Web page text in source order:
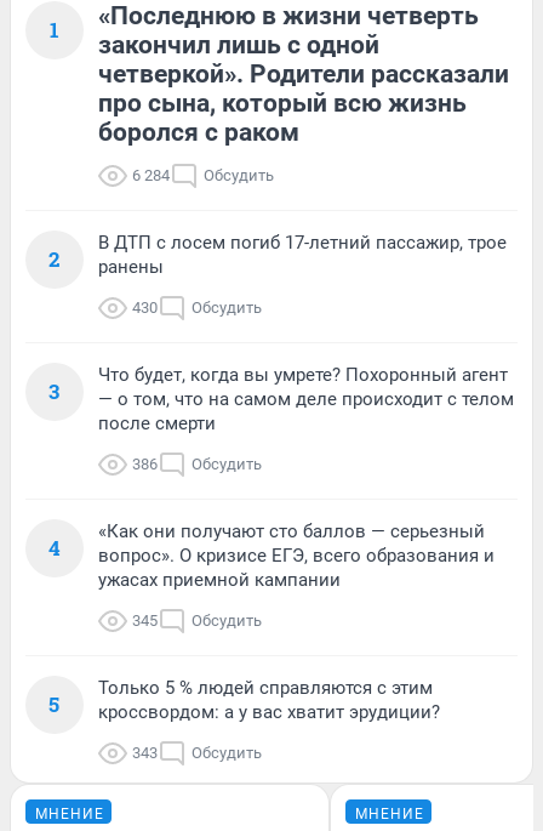
1
«Последнюю в жизни четверть
закончил лишь с одной
четверкой». Родители рассказали
про сына, который всю жизнь
боролся с раком
6 284 Обсудить
2
В ДТП с лосем погиб 17-летний пассажир, трое
ранены
430 Обсудить
3
Что будет, когда вы умрете? Похоронный агент
— о том, что на самом деле происходит с телом
после смерти
386 Обсудить
4
«Как они получают сто баллов — серьезный
вопрос». О кризисе ЕГЭ, всего образования и
ужасах приемной кампании
345 Обсудить
5
Только 5 % людей справляются с этим
кроссвордом: а у вас хватит эрудиции?
343 Обсудить
МНЕНИЕ МНЕНИЕ